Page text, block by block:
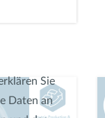
Sie
Daten an